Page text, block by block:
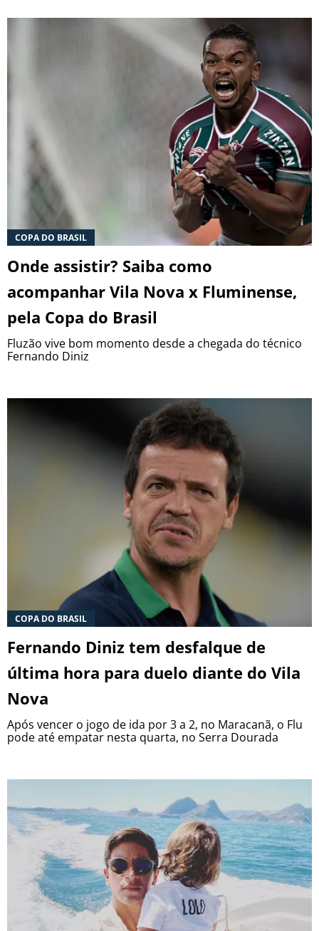
COPA DO BRASIL
Onde assistir? Saiba como
acompanhar Vila Nova x Fluminense,
pela Copa do Brasil
Fluzão vive bom momento desde a chegada do técnico
Fernando Diniz
COPA DO BRASIL
Fernando Diniz tem desfalque de
última hora para duelo diante do Vila
Nova
Após vencer o jogo de ida por 3 a 2, no Maracanã, o Flu
pode até empatar nesta quarta, no Serra Dourada